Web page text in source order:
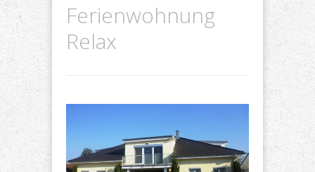
Ferienwohnung
Relax